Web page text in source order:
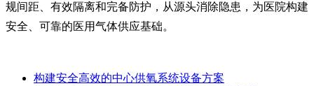
规间距、有效隔离和完备防护，从源头消除隐患，为医院构建
安全、可靠的医用气体供应基础。
构建安全高效的中心供氧系统设备方案